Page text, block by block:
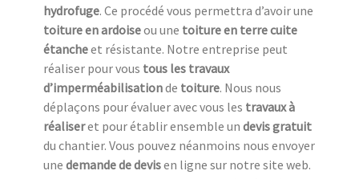
hydrofuge. Ce procédé vous permettra d’avoir une
toiture en ardoiseou une toiture en terre cuite
étancheet résistante. Notre entreprise peut
réaliser pour vous tous les travaux
d’imperméabilisationde toiture. Nous nous
déplaçons pour évaluer avec vous les travaux à
réaliseret pour établir ensemble un devis gratuit
du chantier. Vous pouvez néanmoins nous envoyer
une demande de devisen ligne sur notre site web.